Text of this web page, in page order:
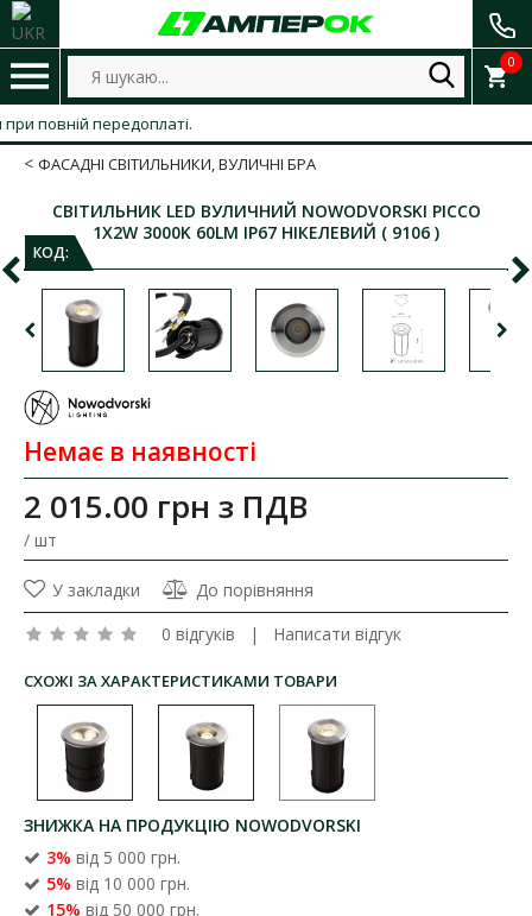
0
повній передоплаті.
ФАСАДНІ СВІТИЛЬНИКИ, ВУЛИЧНІ БРА
СВІТИЛЬНИК LED ВУЛИЧНИЙ NOWODVORSKI PICCO
1X2W 3000K 60LM IP67 НІКЕЛЕВИЙ ( 9106 )
КОД:
Немає в наявності
2 015.00 грн з ПДВ
/ шт
У закладки
До порівняння
0 відгуків | Написати відгук
СХОЖІ ЗА ХАРАКТЕРИСТИКАМИ ТОВАРИ
ЗНИЖКА НА ПРОДУКЦІЮ NOWODVORSKI
3% від 5 000 грн.
5% від 10 000 грн.
15% від 50 000 грн.